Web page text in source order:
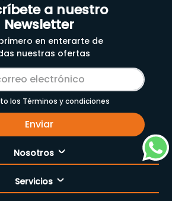
a nuestro
Newsletter
en enterarte de
nuestras ofertas
los Términos y condiciones
Enviar
Nosotros
Nuestra empresa
Servicios